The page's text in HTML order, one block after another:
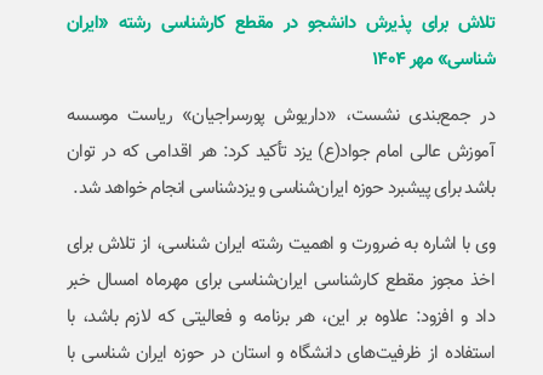
تلاش برای پذیرش دانشجو در مقطع کارشناسی رشته «ایران
شناسی» مهر ۱۴۰۴
در جمع‌بندی نشست، «داریوش پورسراجیان» ریاست موسسه
آموزش عالی امام جواد(ع) یزد تأکید کرد: هر اقدامی که در توان
باشد برای پیشبرد حوزه ایران‌شناسی و یزدشناسی انجام خواهد شد.
وی با اشاره به ضرورت و اهمیت رشته ایران شناسی، از تلاش برای
اخذ مجوز مقطع کارشناسی ایران‌شناسی برای مهرماه امسال خبر
داد و افزود: علاوه بر این، هر برنامه و فعالیتی که لازم باشد، با
استفاده از ظرفیت‌های دانشگاه و استان در حوزه ایران شناسی با